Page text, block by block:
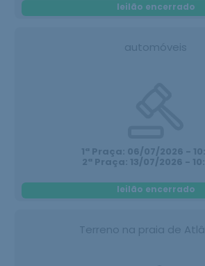
leilão encerrado
automóveis
1ª Praça: 06/07/2026 -
2ª Praça: 13/07/2026 -
leilão encerrado
Terreno na praia de